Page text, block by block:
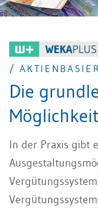
/
Die
In der Praxis gibt